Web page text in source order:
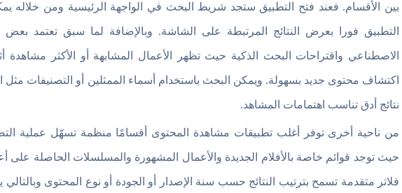
بين الأقسام. فعند فتح التطبيق ستجد شريط البحث في الواجهة الرئيسية ومن خلاله
التطبيق فورا بعرض النتائج المرتبطة على الشاشة. وبالإضافة لما سبق تعتمد بعض
الاصطناعي واقتراحات البحث الذكية حيث تظهر الأعمال المشابهة أو الأكثر مشاهدة
اكتشاف محتوى جديد بسهولة. ويمكن البحث باستخدام أسماء الممثلين أو التصنيفات مثل
نتائج أدق تناسب اهتمامات المشاهد.
من ناحية أخرى توفر أغلب تطبيقات مشاهدة المحتوى أقسامًا منظمة تسهّل عملية
حيث توجد قوائم خاصة بالأفلام الجديدة والأعمال المشهورة والمسلسلات الحاصلة على
فلاتر متقدمة تسمح بترتيب النتائج حسب سنة الإصدار أو الجودة أو نوع المحتوى